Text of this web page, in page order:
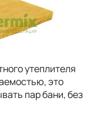
утеплителя
это
пар бани, без